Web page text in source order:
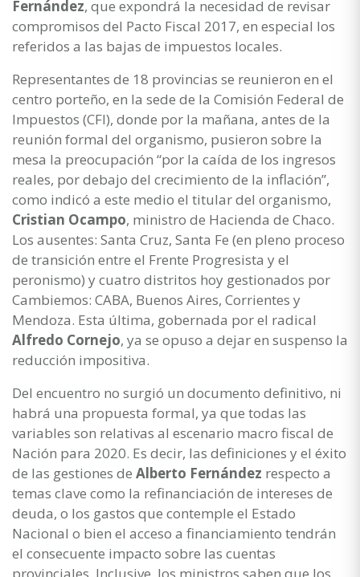
Fernández, que expondrá la necesidad de revisar
compromisos del Pacto Fiscal 2017, en especial los
referidos a las bajas de impuestos locales.
Representantes de 18 provincias se reunieron en el
centro porteño, en la sede de la Comisión Federal de
Impuestos (CFI), donde por la mañana, antes de la
reunión formal del organismo, pusieron sobre la
mesa la preocupación “por la caída de los ingresos
reales, por debajo del crecimiento de la inflación”,
como indicó a este medio el titular del organismo,
Cristian Ocampo, ministro de Hacienda de Chaco.
Los ausentes: Santa Cruz, Santa Fe (en pleno proceso
de transición entre el Frente Progresista y el
peronismo) y cuatro distritos hoy gestionados por
Cambiemos: CABA, Buenos Aires, Corrientes y
Mendoza. Esta última, gobernada por el radical
Alfredo Cornejo, ya se opuso a dejar en suspenso la
reducción impositiva.
Del encuentro no surgió un documento definitivo, ni
habrá una propuesta formal, ya que todas las
variables son relativas al escenario macro fiscal de
Nación para 2020. Es decir, las definiciones y el éxito
de las gestiones de Alberto Fernández respecto a
temas clave como la refinanciación de intereses de
deuda, o los gastos que contemple el Estado
Nacional o bien el acceso a financiamiento tendrán
el consecuente impacto sobre las cuentas
provinciales. Inclusive, los ministros saben que los